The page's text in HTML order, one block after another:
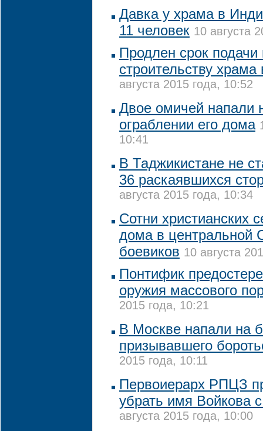
Давка у храма в
11 человек 10 августа
Продлен срок
строительству
августа 2015 года, 10:52
Двое омичей напали
ограблении его дома
10:41
В Таджикистане не
36 раскаявшихся
августа 2015 года, 10:34
Сотни христианских
дома в центральной
боевиков 10 августа
Понтифик
оружия массового
2015 года, 10:21
В Москве напали на
призывавшего
2015 года, 10:11
Первоиерарх РПЦЗ
убрать имя Войкова
августа 2015 года, 10:00